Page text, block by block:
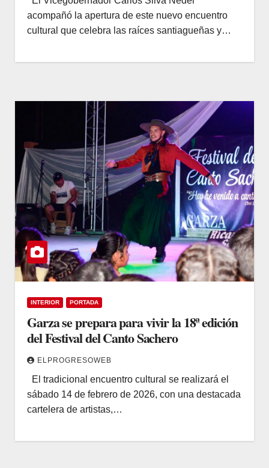
acompañó la apertura de este nuevo encuentro
cultural que celebra las raíces santiagueñas y…
INTERIOR PORTADA
Garza se prepara para vivir la 18ª edición
del Festival del Canto Sachero
ELPROGRESOWEB
El tradicional encuentro cultural se realizará el
sábado 14 de febrero de 2026, con una destacada
cartelera de artistas,…